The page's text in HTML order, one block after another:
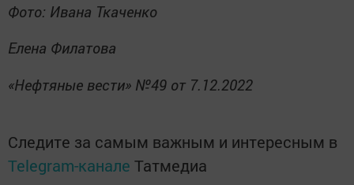
Фото: Ивана Ткаченко
Елена Филатова
«Нефтяные вести» №49 от 7.12.2022
Следите за самым важным и интересным в
Telegram-канале Татмедиа